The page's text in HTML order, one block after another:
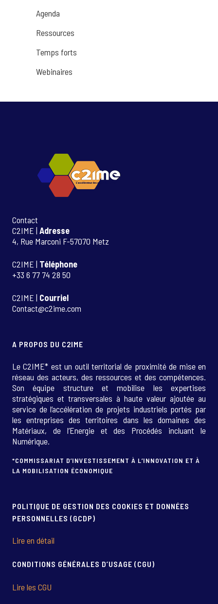
Agenda
Ressources
Temps forts
Webinaires
Contact
C2IME | Adresse
4, Rue Marconi F-57070 Metz
C2IME | Téléphone
+33 6 77 74 28 50
C2IME | Courriel
Contact@c2ime.com
A PROPOS DU C2IME
Le C2IME* est un outil territorial de proximité de mise en
réseau des acteurs, des ressources et des compétences.
Son équipe structure et mobilise les expertises
stratégiques et transversales à haute valeur ajoutée au
service de l’accélération de projets industriels portés par
les entreprises des territoires dans les domaines des
Matériaux, de l’Energie et des Procédés incluant le
Numérique.
*COMMISSARIAT D’INVESTISSEMENT À L’INNOVATION ET À
LA MOBILISATION ÉCONOMIQUE
POLITIQUE DE GESTION DES COOKIES ET DONNÉES
PERSONNELLES (GCDP)
Lire en détail
CONDITIONS GÉNÉRALES D’USAGE (CGU)
Lire les CGU